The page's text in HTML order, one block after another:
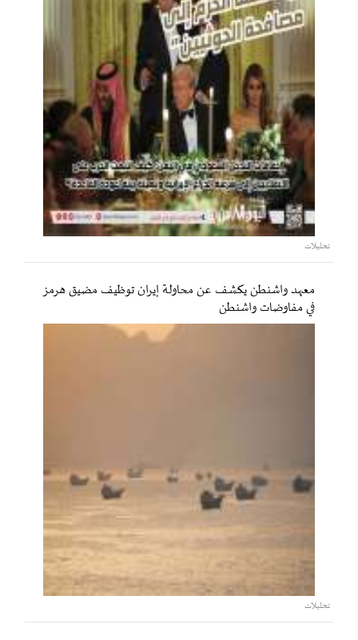
تحليلات
معهد واشنطن يكشف عن محاولة إيران توظيف مضيق هرمز
في مفاوضات واشنطن
تحليلات